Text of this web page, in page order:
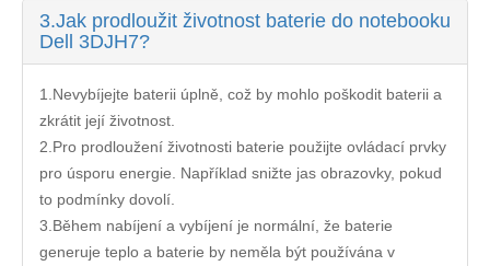
3.Jak prodloužit životnost baterie do notebooku
Dell 3DJH7?
1.Nevybíjejte baterii úplně, což by mohlo poškodit baterii a
zkrátit její životnost.
2.Pro prodloužení životnosti baterie použijte ovládací prvky
pro úsporu energie. Například snižte jas obrazovky, pokud
to podmínky dovolí.
3.Během nabíjení a vybíjení je normální, že baterie
generuje teplo a baterie by neměla být používána v